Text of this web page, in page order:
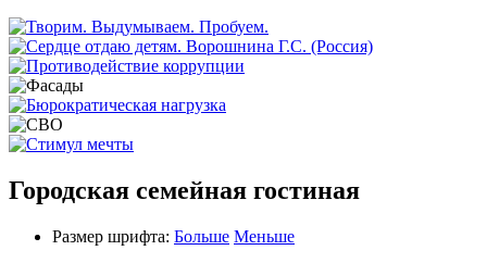
Городская семейная гостиная
Размер шрифта: Больше Меньше